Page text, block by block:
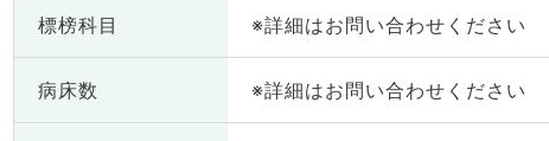
標榜科目 ※詳細はお問い合わせください
病床数 ※詳細はお問い合わせください